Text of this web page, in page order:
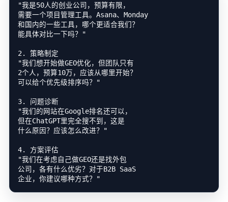
"我是50人的创业公司，预算有限，
需要一个项目管理工具。Asana、Monday
和国内的一些工具，哪个更适合我们？
能具体对比一下吗？"
2. 策略制定
"我们想开始做GEO优化，但团队只有
2个人，预算10万，应该从哪里开始？
可以给个优先级排序吗？"
3. 问题诊断
"我们的网站在Google排名还可以，
但在ChatGPT里完全搜不到，这是
什么原因？应该怎么改进？"
4. 方案评估
"我们在考虑自己做GEO还是找外包
公司，各有什么优劣？对于B2B SaaS